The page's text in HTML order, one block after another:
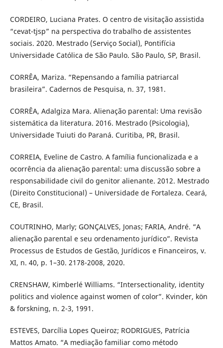
CORDEIRO, Luciana Prates. O centro de visitação assistida
“cevat-tjsp” na perspectiva do trabalho de assistentes
sociais. 2020. Mestrado (Serviço Social), Pontifícia
Universidade Católica de São Paulo. São Paulo, SP, Brasil.
CORRÊA, Mariza. “Repensando a família patriarcal
brasileira”. Cadernos de Pesquisa, n. 37, 1981.
CORRÊA, Adalgiza Mara. Alienação parental: Uma revisão
sistemática da literatura. 2016. Mestrado (Psicologia),
Universidade Tuiuti do Paraná. Curitiba, PR, Brasil.
CORREIA, Eveline de Castro. A família funcionalizada e a
ocorrência da alienação parental: uma discussão sobre a
responsabilidade civil do genitor alienante. 2012. Mestrado
(Direito Constitucional) – Universidade de Fortaleza. Ceará,
CE, Brasil.
COUTRINHO, Marly; GONÇALVES, Jonas; FARIA, André. “A
alienação parental e seu ordenamento jurídico”. Revista
Processus de Estudos de Gestão, Jurídicos e Financeiros, v.
XI, n. 40, p. 1–30. 2178-2008, 2020.
CRENSHAW, Kimberlé Williams. “Intersectionality, identity
politics and violence against women of color”. Kvinder, kön
& forskning, n. 2-3, 1991.
ESTEVES, Darcília Lopes Queiroz; RODRIGUES, Patrícia
Mattos Amato. “A mediação familiar como método